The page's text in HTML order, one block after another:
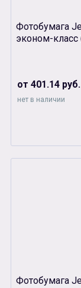
Фотобумага
эконом-класс
от 401.14 руб.
нет в наличии
Фотобумага